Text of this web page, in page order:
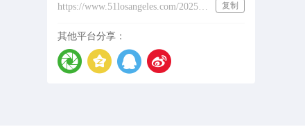
https://www.51losangeles.com/202532409
复制
其他平台分享：